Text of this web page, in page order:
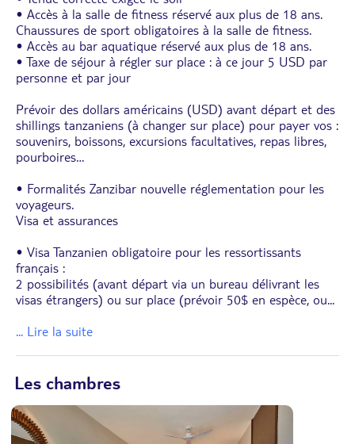
• Accès à la salle de fitness réservé aux plus de 18 ans.
Chaussures de sport obligatoires à la salle de fitness.
• Accès au bar aquatique réservé aux plus de 18 ans.
• Taxe de séjour à régler sur place : à ce jour 5 USD par
personne et par jour
Prévoir des dollars américains (USD) avant départ et des
shillings tanzaniens (à changer sur place) pour payer vos :
souvenirs, boissons, excursions facultatives, repas libres,
pourboires…
• Formalités Zanzibar nouvelle réglementation pour les
voyageurs.
Visa et assurances
• Visa Tanzanien obligatoire pour les ressortissants
français :
2 possibilités (avant départ via un bureau délivrant les
visas étrangers) ou sur place (prévoir 50$ en espèce, ou...
... Lire la suite
Les chambres